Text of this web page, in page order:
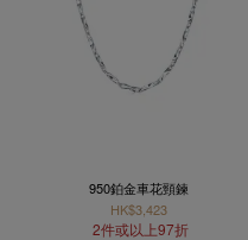
950鉑金車花頸鍊
HK$3,423
2件或以上97折